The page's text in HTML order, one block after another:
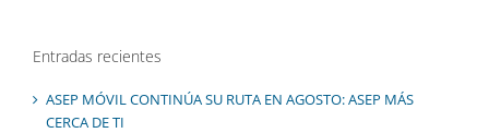
Entradas recientes
ASEP MÓVIL CONTINÚA SU RUTA EN AGOSTO: ASEP MÁS
CERCA DE TI